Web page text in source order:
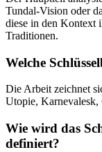
Tundal-Vision oder
diese in den Kontext
Traditionen.
Welche
Die Arbeit zeichnet
Utopie, Karnevalesk,
Wie wird das
definiert?